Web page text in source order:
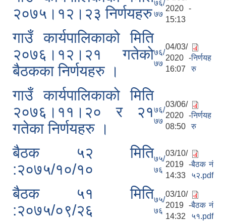
२०७५।१२।२३ निर्णयहरु
७६/
७७
2020 -
15:13
गाउँ कार्यपालिकाको मिति
२०७६।१२।२१ गतेको
बैठकका निर्णयहरु ।
७६/
७७
04/03/
2020 -
16:07
निर्णयह
रु
गाउँ कार्यपालिकाको मिति
२०७६।११।२० र २१
गतेका निर्णयहरु ।
७६/
७७
03/06/
2020 -
08:50
निर्णयह
रु
बैठक ५२ मिति
:२०७५/१०/१०
७५/
७६
03/10/
2019 -
14:33
बैठक नं
५२.pdf
बैठक ५१ मिति
:२०७५/०९/२६
७५/
७६
03/10/
2019 -
14:32
बैठक नं
५१.pdf